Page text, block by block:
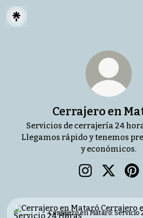
Cerrajero en
Servicios de cerrajería 24
Llegamos rápido y tenemos
y económicos.
Cerrajero en Mataró: Servicio